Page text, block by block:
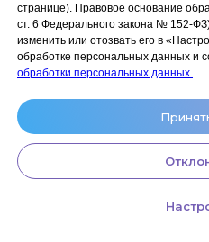
странице). Правовое основание
ст. 6 Федерального закона №
изменить или отозвать его в
обработке персональных данных и
обработки персональных данных.